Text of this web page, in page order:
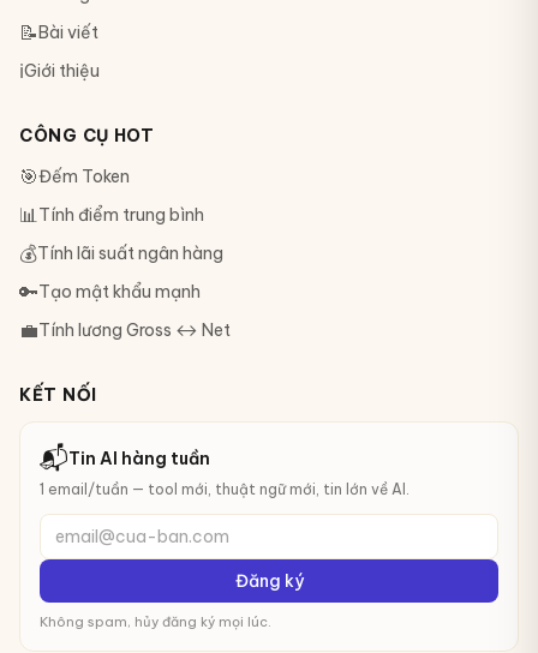
📝Bài viết
ℹ️Giới thiệu
CÔNG CỤ HOT
🎯Đếm Token
📊Tính điểm trung bình
💰Tính lãi suất ngân hàng
🔑Tạo mật khẩu mạnh
💼Tính lương Gross ↔ Net
KẾT NỐI
📬Tin AI hàng tuần
1 email/tuần — tool mới, thuật ngữ mới, tin lớn về AI.
email@cua-ban.com
Đăng ký
Không spam, hủy đăng ký mọi lúc.